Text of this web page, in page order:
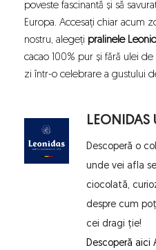
poveste fascinantă și să
Europa. Accesați chiar acum
nostru, alegeți pralinele
cacao 100% pur și fără ulei
zi într-o celebrare a gustului
LEONIDAS
Descoperă o
unde vei afla
ciocolată,
despre cum
cei dragi ție!
Descoperă aici